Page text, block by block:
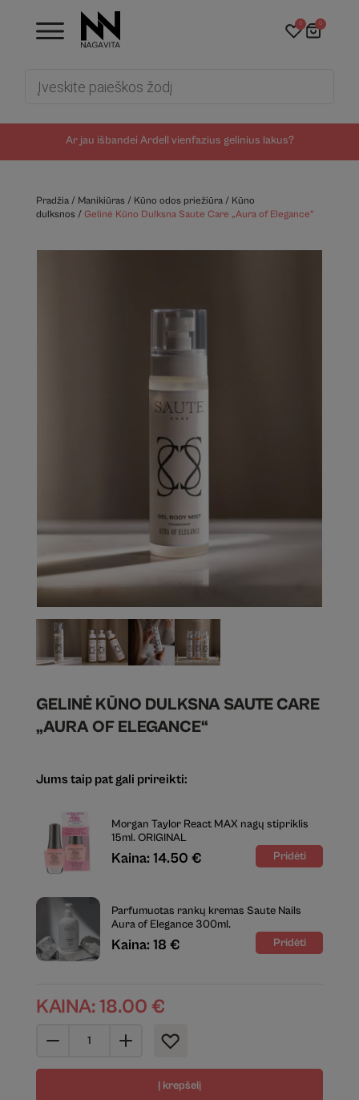
Ar jau išbandei Ardell vienfazius gelinius lakus?
0 0
Pradžia/ Manikiūras/ Kūno odos priežiūra/ Kūno
dulksnos/ Gelinė Kūno Dulksna Saute Care „Aura of Elegance“
GELINĖ KŪNO DULKSNA SAUTE CARE
„AURA OF ELEGANCE“
Jums taip pat gali prireikti:
Morgan Taylor React MAX nagų stipriklis
15ml. ORIGINAL
Kaina: 14.50 €
Parfumuotas rankų kremas Saute Nails
Aura of Elegance 300ml.
Kaina: 18 €
KAINA: 18.00 €
Į krepšelį